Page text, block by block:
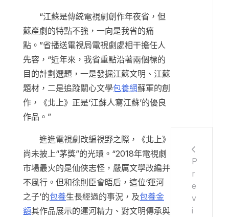
“江蘇是傳統電視劇創作年夜省，但
蘇產劇的特點不強，一向是我省的痛
點。”省播送電視局電視劇處相干擔任人
先容，“近年來，我省重點沿著兩個標的
目的計劃選題，一是發掘江蘇文明、江蘇
題材，二是追蹤關心文學包養網蘇軍的創
作，《北上》正是‘江蘇人寫江蘇’的優良
作品。”
進進電視劇改編視野之際，《北上》
尚未披上“茅獎”的光環。“2018年電視劇
市場最火的是仙俠志怪，嚴厲文學改編并
不風行。但和徐則臣會晤后，這位‘運河
之子’的包養生長經過的事況，及包養金
額其作品展示的運河精力、對文明傳承與
P
r
e
v
i